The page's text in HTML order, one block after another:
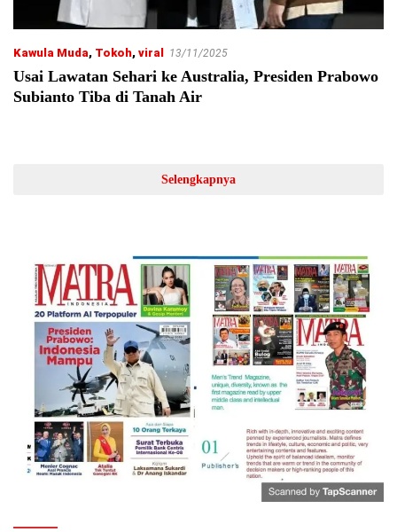
Kawula Muda, Tokoh, viral 13/11/2025
Usai Lawatan Sehari ke Australia, Presiden Prabowo
Subianto Tiba di Tanah Air
Selengkapnya